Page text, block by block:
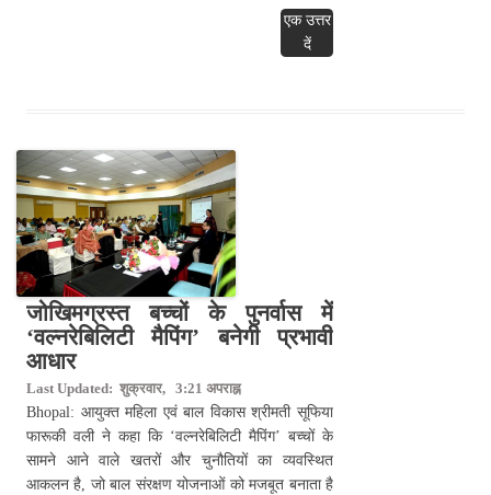
एक उत्तर
दें
जोखिमग्रस्त बच्चों के पुनर्वास में
‘वल्नरेबिलिटी मैपिंग’ बनेगी प्रभावी
आधार
Last Updated: शुक्रवार, 3:21 अपराह्न
Bhopal: आयुक्त महिला एवं बाल विकास श्रीमती सूफिया
फारूकी वली ने कहा कि ‘वल्नरेबिलिटी मैपिंग’ बच्चों के
सामने आने वाले खतरों और चुनौतियों का व्यवस्थित
आकलन है, जो बाल संरक्षण योजनाओं को मजबूत बनाता है